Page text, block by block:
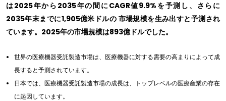
は2025年から2035年の間にCAGR値9.9%を予測し、さらに
2035年末までに1,905億米ドルの 市場規模を生み出すと予測され
ています。2025年の市場規模は893億ドルでした。
世界の医療機器受託製造市場は、医療機器に対する需要の高まりによって成
長すると予測されています。
日本では、医療機器受託製造市場の成長は、トップレベルの医療産業の存在
に起因しています。